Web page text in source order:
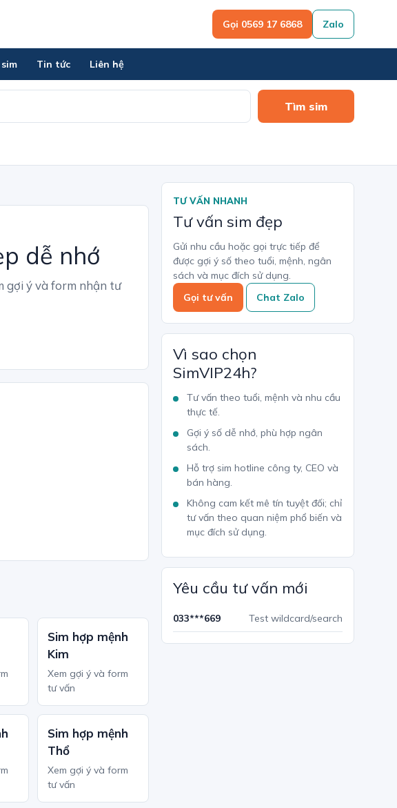
Gọi 0569 17 6868 Zalo
Tin tức Liên hệ
Tìm sim
dễ nhớ
gợi ý và form nhận tư
Sim hợp mệnh
Kim
Xem gợi ý và form
tư vấn
Sim hợp mệnh
Thổ
Xem gợi ý và form
tư vấn
TƯ VẤN NHANH
Tư vấn sim đẹp
Gửi nhu cầu hoặc gọi trực tiếp để
được gợi ý số theo tuổi, mệnh, ngân
sách và mục đích sử dụng.
Gọi tư vấn
Chat Zalo
Vì sao chọn
SimVIP24h?
Tư vấn theo tuổi, mệnh và nhu cầu
thực tế.
Gợi ý số dễ nhớ, phù hợp ngân
sách.
Hỗ trợ sim hotline công ty, CEO và
bán hàng.
Không cam kết mê tín tuyệt đối; chỉ
tư vấn theo quan niệm phổ biến và
mục đích sử dụng.
Yêu cầu tư vấn mới
033***669 Test wildcard/search